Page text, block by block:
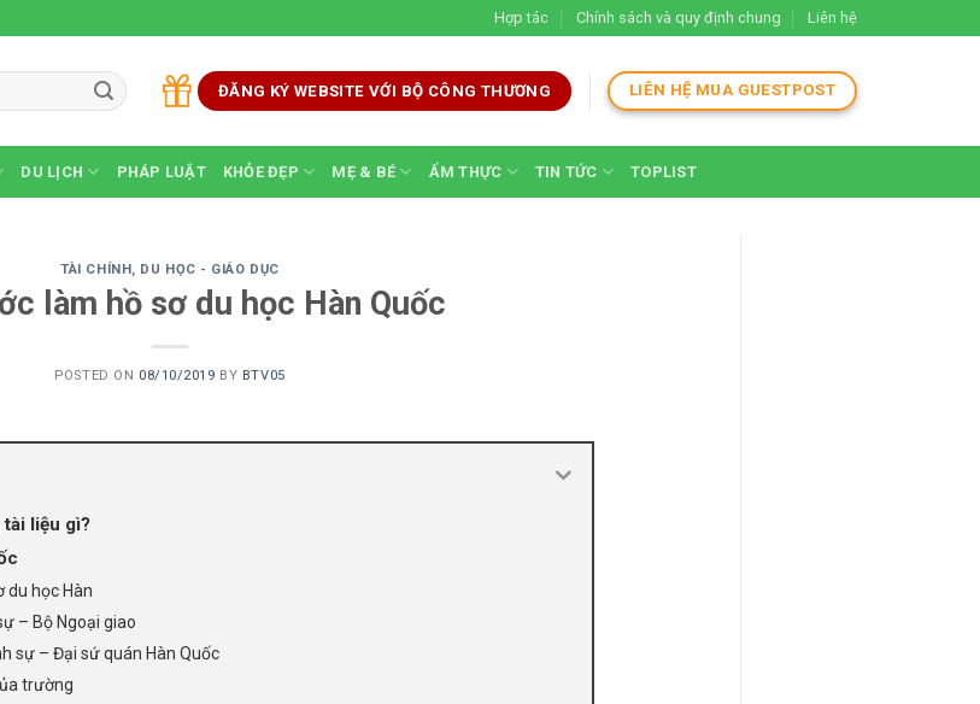
Hợp tác Chính sách và quy định chung Liên hệ
ĐĂNG KÝ WEBSITE VỚI BỘ CÔNG THƯƠNG LIÊN HỆ MUA GUESTPOST
DU LỊCH PHÁP LUẬT KHỎE ĐẸP MẸ & BÉ ẨM THỰC TIN TỨC TOPLIST
TÀI CHÍNH, DU HỌC - GIÁO DỤC
làm hồ sơ du học Hàn Quốc
POSTED ON 08/10/2019 BY BTV05
liệu gì?
du học Hàn
– Bộ Ngoại giao
sự – Đại sứ quán Hàn Quốc
trường